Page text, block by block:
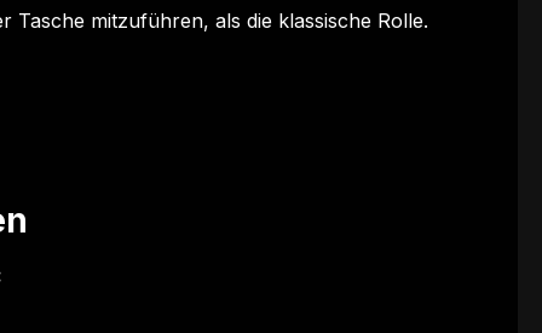
mitzuführen, als die klassische Rolle.